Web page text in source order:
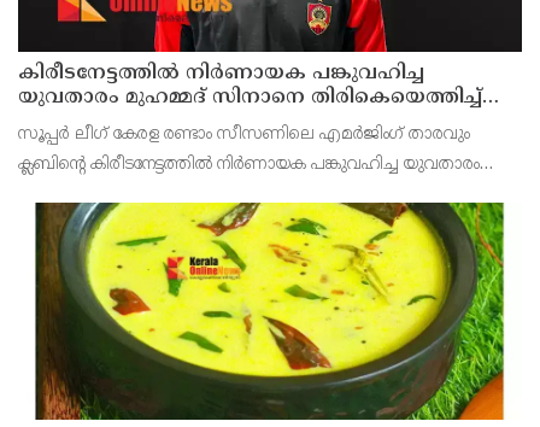
കിരീടനേട്ടത്തില്‍ നിര്‍ണായക പങ്കുവഹിച്ച
യുവതാരം മുഹമ്മദ് സിനാനെ തിരികെയെത്തിച്ച്
കണ്ണൂര്‍ വാരിയേഴ്സ് എഫ്സി
സൂപ്പര്‍ ലീഗ് കേരള രണ്ടാം സീസണിലെ എമര്‍ജിംഗ് താരവും
ക്ലബിന്റെ കിരീടനേട്ടത്തില്‍ നിര്‍ണായക പങ്കുവഹിച്ച യുവതാരം
എഫ്സി. സൂപ്പര്‍ ലീഗ് കിരീട നേട്ടത്തി